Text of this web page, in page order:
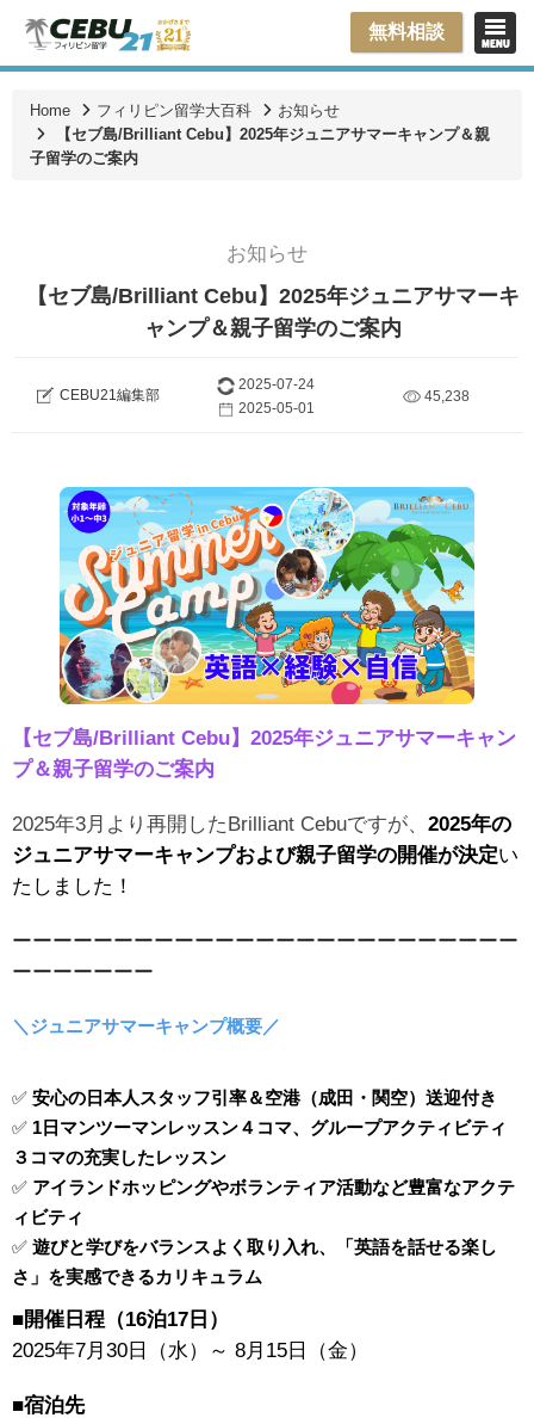
無料相談
Home フィリピン留学大百科
お知らせ
【セブ島/Brilliant Cebu】2025年ジュニアサマーキャンプ＆親
子留学のご案内
お知らせ
【セブ島/Brilliant Cebu】2025年ジュニアサマーキ
ャンプ＆親子留学のご案内
CEBU21編集部
2025-07-24
2025-05-01
45,238
【セブ島/Brilliant Cebu】2025年ジュニアサマーキャン
プ＆親子留学のご案内
2025年3月より再開したBrilliant Cebuですが、 2025年の
ジュニアサマーキャンプおよび親子留学の開催が決定い
たしました！
ーーーーーーーーーーーーーーーーーーーーーーーーー
ーーーーーーー
＼ジュニアサマーキャンプ概要／
✅ 安心の日本人スタッフ引率＆空港（成田・関空）送迎付き
✅ 1日マンツーマンレッスン４コマ、グループアクティビティ
３コマの充実したレッスン
✅ アイランドホッピングやボランティア活動など豊富なアクテ
ィビティ
✅ 遊びと学びをバランスよく取り入れ、「英語を話せる楽し
さ」を実感できるカリキュラム
■開催日程（16泊17日）
2025年7月30日（水）～ 8月15日（金）
■宿泊先